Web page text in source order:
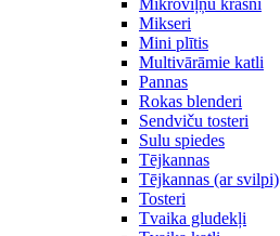
Mikroviļņu krāsni
Mikseri
Mini plītis
Multivārāmie katli
Pannas
Rokas blenderi
Sendviču tosteri
Sulu spiedes
Tējkannas
Tējkannas (ar svilpi)
Tosteri
Tvaika gludekļi